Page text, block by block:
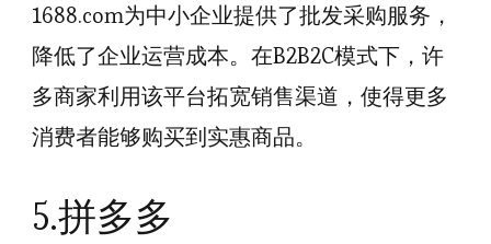
1688.com为中小企业提供了批发采购服务，
降低了企业运营成本。在B2B2C模式下，许
多商家利用该平台拓宽销售渠道，使得更多
消费者能够购买到实惠商品。
5.拼多多